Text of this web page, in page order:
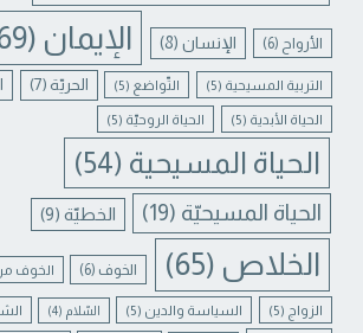
الأرواح (6) الإنسان(8) الإيمان (69)
التربية المسيحية (5) التّواضع (5) الحريّة (7)
الحياة الأبدية (5) الحياة الروحيّة (5)
الحياة المسيحية (54)
الحياة المسيحيّة (19) الخطيّة (9)
الخلاص (65) الخوف (6) الخوف
الزواج (5) السياسة والدين (5) السّلام (4)